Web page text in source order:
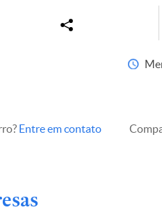
Entre em contato